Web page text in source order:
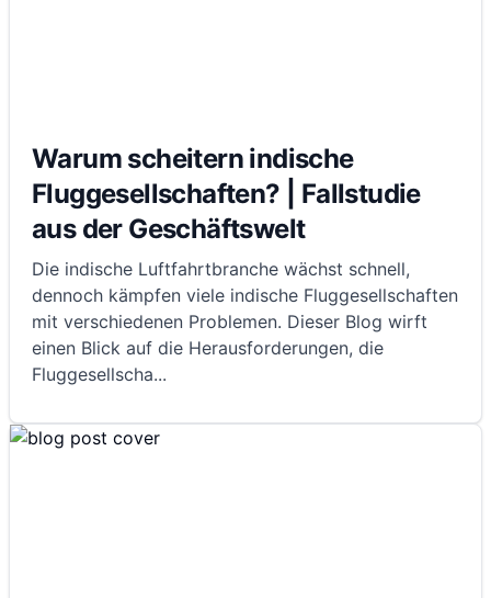
Warum scheitern indische
Fluggesellschaften? | Fallstudie
aus der Geschäftswelt
Die indische Luftfahrtbranche wächst schnell,
dennoch kämpfen viele indische Fluggesellschaften
mit verschiedenen Problemen. Dieser Blog wirft
einen Blick auf die Herausforderungen, die
Fluggesellscha...